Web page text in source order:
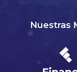
Nuestras